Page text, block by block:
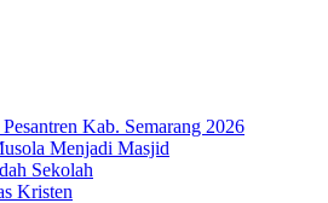
Kab. Semarang 2026
Menjadi Masjid
Sekolah
Kristen